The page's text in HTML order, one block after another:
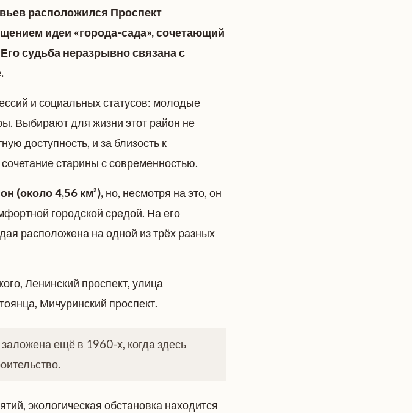
расположился Проспект
идеи «города-сада», сочетающий
судьба неразрывно связана с
и социальных статусов: молодые
Выбирают для жизни этот район не
доступность, и за близость к
старины с современностью.
(около 4,56 км²), но, несмотря на это, он
городской средой. На его
расположена на одной из трёх разных
Ленинский проспект, улица
Мичуринский проспект.
ещё в 1960-х, когда здесь
экологическая обстановка находится